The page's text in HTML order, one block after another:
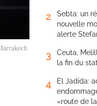
2
Sebta: un
nouvelle
alerte
3
Ceuta,
la fin du
4
El Jadida:
«route de